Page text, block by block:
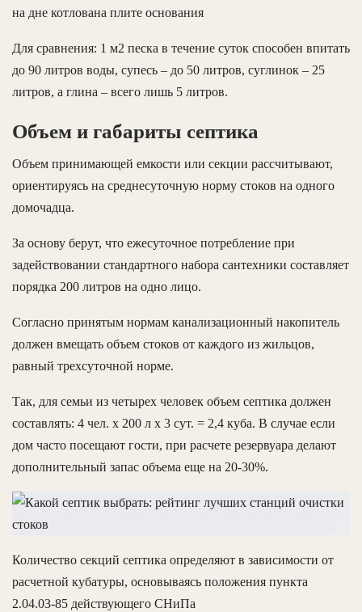
на дне котлована плите основания
Для сравнения: 1 м2 песка в течение суток способен впитать
до 90 литров воды, супесь – до 50 литров, суглинок – 25
литров, а глина – всего лишь 5 литров.
Объем и габариты септика
Объем принимающей емкости или секции рассчитывают,
ориентируясь на среднесуточную норму стоков на одного
домочадца.
За основу берут, что ежесуточное потребление при
задействовании стандартного набора сантехники составляет
порядка 200 литров на одно лицо.
Согласно принятым нормам канализационный накопитель
должен вмещать объем стоков от каждого из жильцов,
равный трехсуточной норме.
Так, для семьи из четырех человек объем септика должен
составлять: 4 чел. х 200 л х 3 сут. = 2,4 куба. В случае если
дом часто посещают гости, при расчете резервуара делают
дополнительный запас объема еще на 20-30%.
Количество секций септика определяют в зависимости от
расчетной кубатуры, основываясь положения пункта
2.04.03-85 действующего СНиПа